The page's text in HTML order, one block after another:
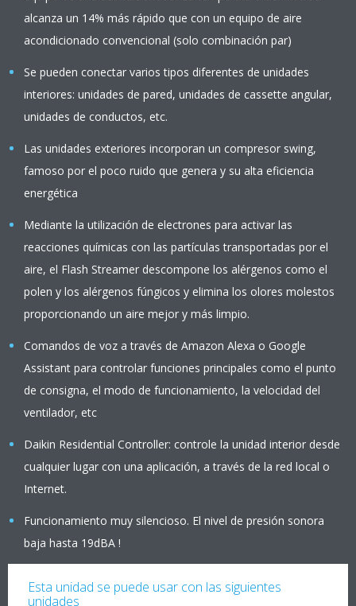
alcanza un 14% más rápido que con un equipo de aire
acondicionado convencional (solo combinación par)
Se pueden conectar varios tipos diferentes de unidades
interiores: unidades de pared, unidades de cassette angular,
unidades de conductos, etc.
Las unidades exteriores incorporan un compresor swing,
famoso por el poco ruido que genera y su alta eficiencia
energética
Mediante la utilización de electrones para activar las
reacciones químicas con las partículas transportadas por el
aire, el Flash Streamer descompone los alérgenos como el
polen y los alérgenos fúngicos y elimina los olores molestos
proporcionando un aire mejor y más limpio.
Comandos de voz a través de Amazon Alexa o Google
Assistant para controlar funciones principales como el punto
de consigna, el modo de funcionamiento, la velocidad del
ventilador, etc
Daikin Residential Controller: controle la unidad interior desde
cualquier lugar con una aplicación, a través de la red local o
Internet.
Funcionamiento muy silencioso. El nivel de presión sonora
baja hasta 19dBA !
Esta unidad se puede usar con las siguientes
unidades